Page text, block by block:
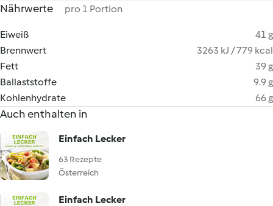
Nährwerte pro 1 Portion
Eiweiß
41 g
Brennwert
3263 kJ / 779 kcal
Fett
39 g
Ballaststoffe
9.9 g
Kohlenhydrate
66 g
Auch enthalten in
Einfach Lecker
63 Rezepte
Österreich
Einfach Lecker